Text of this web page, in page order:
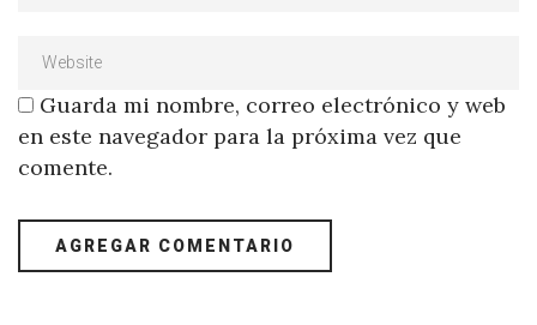
Guarda mi nombre, correo electrónico y web
en este navegador para la próxima vez que
comente.